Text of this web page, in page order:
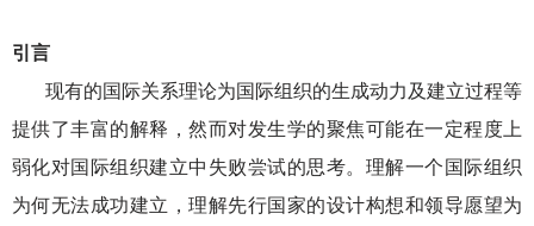
引言
现有的国际关系理论为国际组织的生成动力及建立过程等
提供了丰富的解释，然而对发生学的聚焦可能在一定程度上
弱化对国际组织建立中失败尝试的思考。理解一个国际组织
为何无法成功建立，理解先行国家的设计构想和领导愿望为